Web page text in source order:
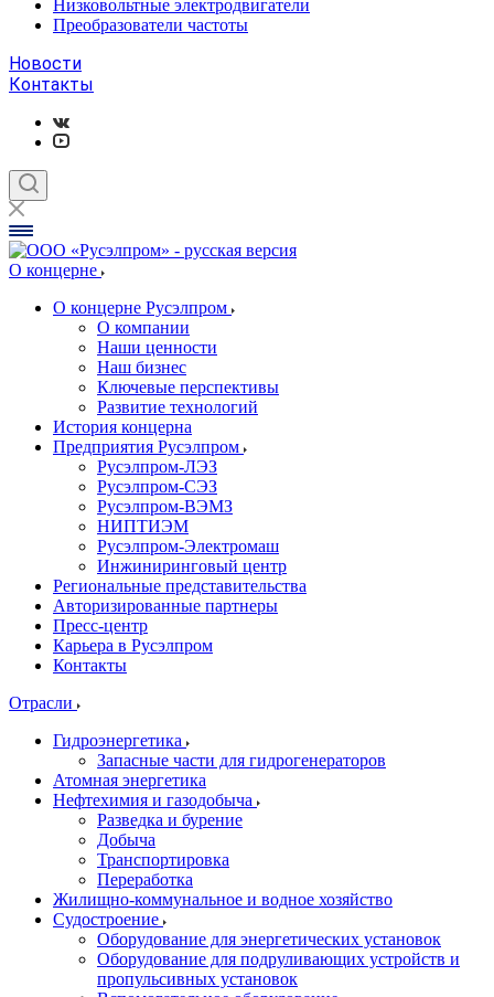
Низковольтные электродвигатели
Преобразователи частоты
Новости
Контакты
О концерне
О концерне Русэлпром
О компании
Наши ценности
Наш бизнес
Ключевые перспективы
Развитие технологий
История концерна
Предприятия Русэлпром
Русэлпром-ЛЭЗ
Русэлпром-СЭЗ
Русэлпром-ВЭМЗ
НИПТИЭМ
Русэлпром-Электромаш
Инжиниринговый центр
Региональные представительства
Авторизированные партнеры
Пресс-центр
Карьера в Русэлпром
Контакты
Отрасли
Гидроэнергетика
Запасные части для гидрогенераторов
Атомная энергетика
Нефтехимия и газодобыча
Разведка и бурение
Добыча
Транспортировка
Переработка
Жилищно-коммунальное и водное хозяйство
Судостроение
Оборудование для энергетических установок
Оборудование для подруливающих устройств и
пропульсивных установок